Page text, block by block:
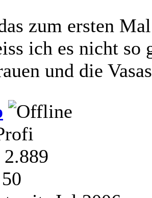
zum ersten
ich es nicht so
und die